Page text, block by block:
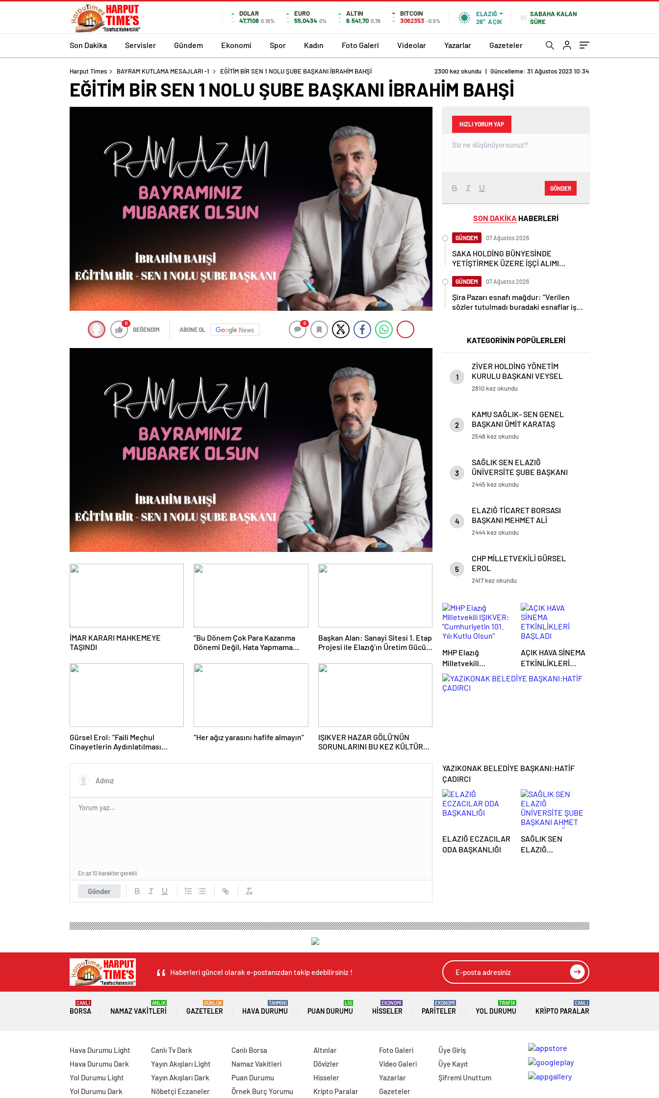
DOLAR
47,7108 0.16%
EURO
55,0434 0%
ALTIN
6.541,70 0,76
BITCOIN
3062353 -0.5%
ELAZIĞ
26° AÇIK
SABAHA KALAN
SÜRE
Son Dakika Servisler Gündem Ekonomi Spor Kadın Foto Galeri Videolar Yazarlar Gazeteler
Harput Times BAYRAM KUTLAMA MESAJLARI -1 EĞİTİM BİR SEN 1 NOLU ŞUBE BAŞKANI İBRAHİM BAHŞİ 2300 kez okundu | Güncelleme: 31 Ağustos 2023 10:34
EĞİTİM BİR SEN 1 NOLU ŞUBE BAŞKANI İBRAHİM BAHŞİ
0
BEĞENDİM ABONE OL News
0
İMAR KARARI MAHKEMEYE
TAŞINDI
“Bu Dönem Çok Para Kazanma
Dönemi Değil, Hata Yapmama
Başkan Alan: Sanayi Sitesi 1. Etap
Projesi ile Elazığ’ın Üretim Gücü
Gürsel Erol: “Faili Meçhul
Cinayetlerin Aydınlatılması
Sorumluluktur”
“Her ağız yarasını hafife almayın”
IŞIKVER HAZAR GÖLÜ’NÜN
SORUNLARINI BU KEZ KÜLTÜR
GÜNDEMİNE TAŞIDI
Gönder
En az 10 karakter gerekli
HIZLI YORUM YAP
GÖNDER
SON DAKİKA HABERLERİ
GÜNDEM 07 Ağustos 2026
SAKA HOLDİNG BÜNYESİNDE
YETİŞTİRMEK ÜZERE İŞÇİ ALIMI
GÜNDEM 07 Ağustos 2026
Şira Pazarı esnafı mağdur: “Verilen
sözler tutulmadı buradaki esnaflar iş
KATEGORİNİN POPÜLERLERİ
1
ZİVER HOLDİNG YÖNETİM
KURULU BAŞKANI VEYSEL
DEMİRCİ
2810 kez okundu
2
KAMU SAĞLIK- SEN GENEL
BAŞKANI ÜMİT KARATAŞ
2548 kez okundu
3
SAĞLIK SEN ELAZIĞ
ÜNİVERSİTE ŞUBE BAŞKANI
AHMET BURAK AYGÜNEŞ
2445 kez okundu
4
ELAZIĞ TİCARET BORSASI
BAŞKANI MEHMET ALİ
DUMANDAĞ
2444 kez okundu
5
CHP MİLLETVEKİLİ GÜRSEL
EROL
2417 kez okundu
MHP Elazığ
Milletvekili
IŞIKVER:
“Cumhuriyetin 101.
Yılı Kutlu Olsun”
AÇIK HAVA SİNEMA
ETKİNLİKLERİ
BAŞLADI
YAZIKONAK BELEDİYE BAŞKANI:HATİF
ÇADIRCI
ELAZIĞ ECZACILAR
ODA BAŞKANLIĞI
SAĞLIK SEN
ELAZIĞ
Haberleri güncel olarak e-postanızdan takip edebilirsiniz !
BORSA
CANLI
NAMAZ VAKITLERI
ANLIK
GAZETELER
GÜNLÜK
HAVA DURUMU
TAHMİNİ
PUAN DURUMU
LİG
HISSELER
EKONOMİ
PARITELER
EKONOMİ
YOL DURUMU
TRAFİK
KRIPTO PARALAR
CANLI
Hava Durumu Light
Hava Durumu Dark
Yol Durumu Light
Yol Durumu Dark
Canlı Tv Dark
Yayın Akışları Light
Yayın Akışları Dark
Nöbetçi Eczaneler
Canlı Borsa
Namaz Vakitleri
Puan Durumu
Örnek Burç Yorumu
Altınlar
Dövizler
Hisseler
Kripto Paralar
Foto Galeri
Video Galeri
Yazarlar
Gazeteler
Üye Giriş
Üye Kayıt
Şifremi Unuttum